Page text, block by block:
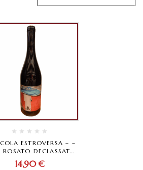
ESTROVERSA – –
DECLASSATO
SPONTANEAMENTE-
14,90€